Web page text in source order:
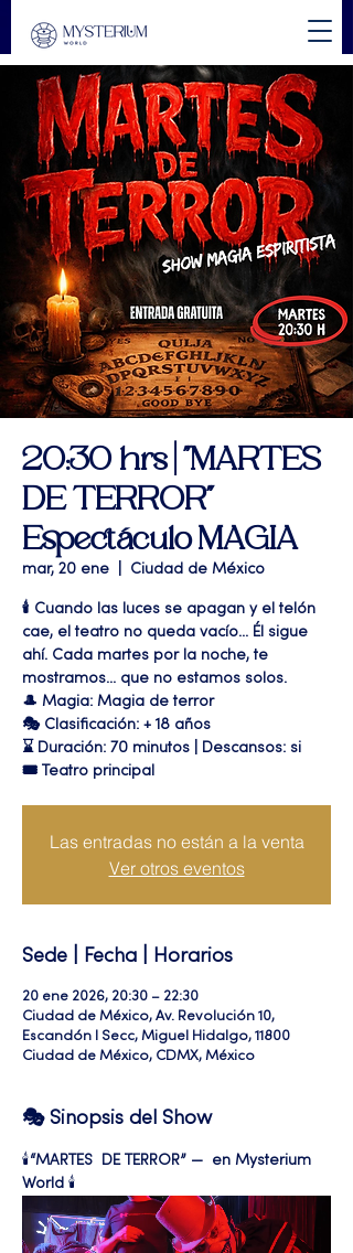
20:30 hrs | "MARTES
DE TERROR"
Espectáculo MAGIA
mar, 20 ene Ciudad de México
🕯️ Cuando las luces se apagan y el telón
cae, el teatro no queda vacío... Él sigue
ahí. Cada martes por la noche, te
mostramos... que no estamos solos.
🎩 Magia: Magia de terror
🎭 Clasificación: + 18 años
⌛ Duración: 70 minutos | Descansos: si
🎟 Teatro principal
Las entradas no están a la venta
Ver otros eventos
Sede | Fecha | Horarios
20 ene 2026, 20:30 – 22:30
Ciudad de México, Av. Revolución 10,
Escandón I Secc, Miguel Hidalgo, 11800
Ciudad de México, CDMX, México
🎭 Sinopsis del Show
🕯️“MARTES  DE TERROR” —  en Mysterium
World 🕯️